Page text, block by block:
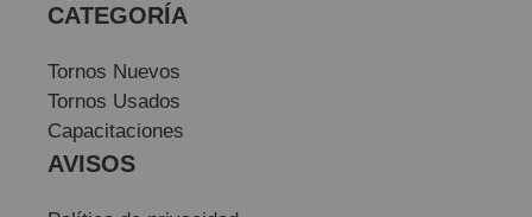
CATEGORÍA
Tornos Nuevos
Tornos Usados
Capacitaciones
AVISOS